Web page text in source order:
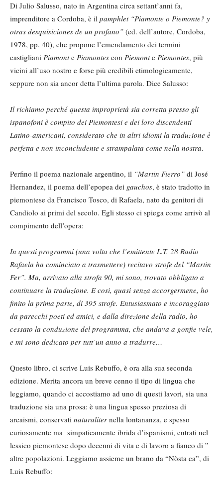
Di Julio Salusso, nato in Argentina circa settant’anni fa,
imprenditore a Cordoba, è il pamphlet “Piamonte o Piemonte? y
otras desquisiciones de un profano” (ed. dell’autore, Cordoba,
1978, pp. 40), che propone l’emendamento dei termini
castigliani Piamonte Piamontes con Piemonte Piemontes, più
vicini all’uso nostro e forse più credibili etimologicamente,
seppure non sia ancor detta l’ultima parola. Dice Salusso:
Il richiamo perché questa improprietà sia corretta presso gli
ispanofoni è compito dei Piemontesi e dei loro discendenti
Latino-americani, considerato che in altri idiomi la traduzione è
perfetta e non inconcludente e strampalata come nella nostra.
Perfino il poema nazionale argentino, il “Martin Fierro” di José
Hernandez, il poema dell’epopea dei gauchos, è stato tradotto in
piemontese da Francisco Tosco, di Rafaela, nato da genitori di
Candiolo ai primi del secolo. Egli stesso ci spiega come arrivò al
compimento dell’opera:
In questi programmi (una volta che l’emittente L.T. 28 Radio
Rafaela ha cominciato a trasmettere) recitavo strofe del “Martin
Fer”. Ma, arrivato alla strofa 90, mi sono, trovato obbligato a
continuare la traduzione. E cosi, quasi senza accorgermene, ho
finito la prima parte, di 395 strofe. Entusiasmato e incoraggiato
da parecchi poeti ed amici, e dalla direzione della radio, ho
cessato la conduzione del programma, che andava a gonfie vele,
e mi sono dedicato per tutt’un anno a tradurre…
Questo libro, ci scrive Luis Rebuffo, è ora alla sua seconda
edizione. Merita ancora un breve cenno il tipo di lingua che
leggiamo, quando ci accostiamo ad uno di questi lavori, sia una
traduzione sia una prosa: è una lingua spesso preziosa di
arcaismi, conservati naturaliter nella lontananza, e spesso
curiosamente ma simpaticamente ibrida d’ispanismi, entrati nel
lessico piemontese dopo decenni di vita e di lavoro a fianco di ”
altre popolazioni. Leggiamo assieme un brano da “Nòsta ca”, di
Luis Rebuffo: